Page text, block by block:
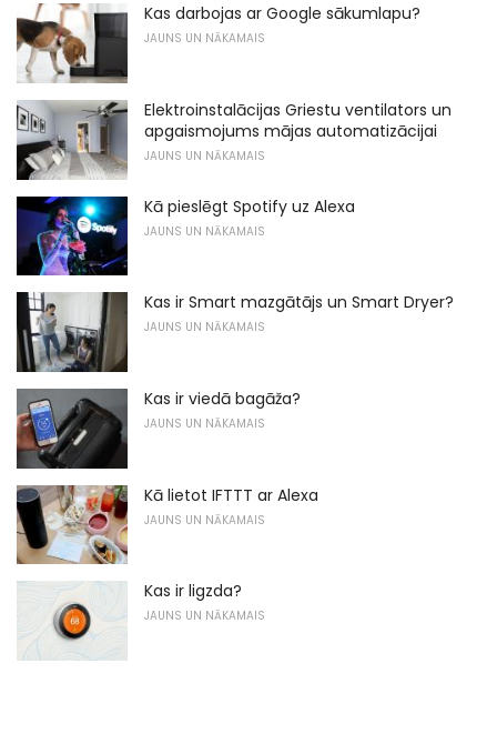
Kas darbojas ar Google sākumlapu?
JAUNS UN NĀKAMAIS
Elektroinstalācijas Griestu ventilators un
apgaismojums mājas automatizācijai
JAUNS UN NĀKAMAIS
Kā pieslēgt Spotify uz Alexa
JAUNS UN NĀKAMAIS
Kas ir Smart mazgātājs un Smart Dryer?
JAUNS UN NĀKAMAIS
Kas ir viedā bagāža?
JAUNS UN NĀKAMAIS
Kā lietot IFTTT ar Alexa
JAUNS UN NĀKAMAIS
Kas ir ligzda?
JAUNS UN NĀKAMAIS